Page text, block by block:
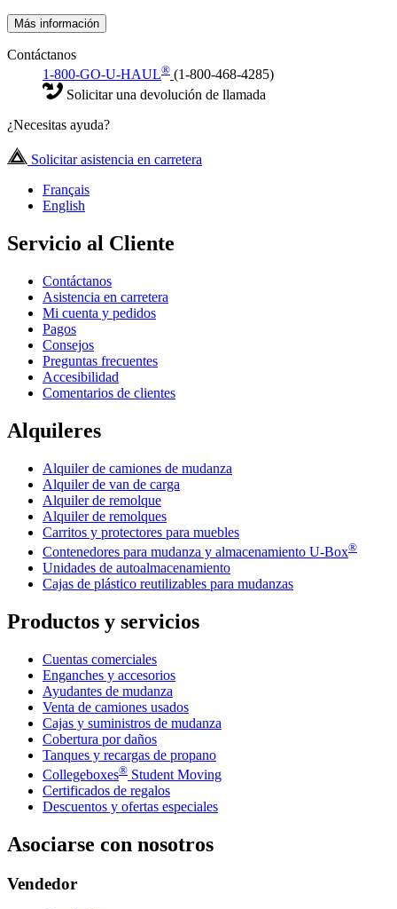
Más información
Contáctanos
1-800-GO-U-HAUL® (1-800-468-4285)
Solicitar una devolución de llamada
¿Necesitas ayuda?
Solicitar asistencia en carretera
Français
English
Servicio al Cliente
Contáctanos
Asistencia en carretera
Mi cuenta y pedidos
Pagos
Consejos
Preguntas frecuentes
Accesibilidad
Comentarios de clientes
Alquileres
Alquiler de camiones de mudanza
Alquiler de van de carga
Alquiler de remolque
Alquiler de remolques
Carritos y protectores para muebles
Contenedores para mudanza y almacenamiento U-Box®
Unidades de autoalmacenamiento
Cajas de plástico reutilizables para mudanzas
Productos y servicios
Cuentas comerciales
Enganches y accesorios
Ayudantes de mudanza
Venta de camiones usados
Cajas y suministros de mudanza
Cobertura por daños
Tanques y recargas de propano
Collegeboxes® Student Moving
Certificados de regalos
Descuentos y ofertas especiales
Asociarse con nosotros
Vendedor